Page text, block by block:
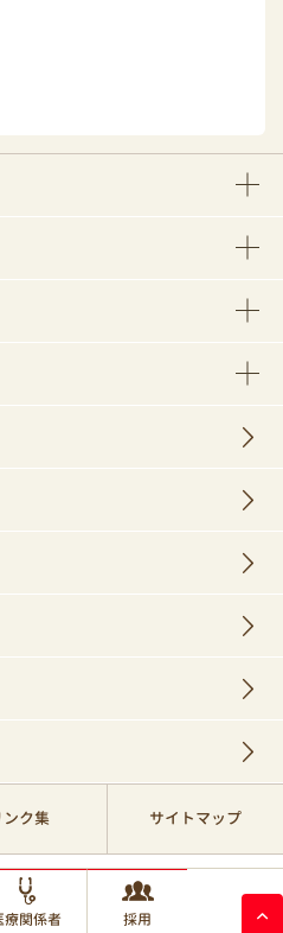
ンク集 サイトマップ
Red Cross Hospital.
療関係者 採用